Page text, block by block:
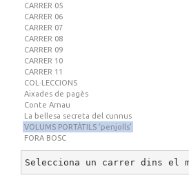
CARRER 05
CARRER 06
CARRER 07
CARRER 08
CARRER 09
CARRER 10
CARRER 11
COL·LECCIONS
Aixades de pagès
Conte Arnau
La bellesa secreta del cunnus
VOLUMS PORTÀTILS ‘penjolls’
FORA BOSC
Selecciona un carrer dins el